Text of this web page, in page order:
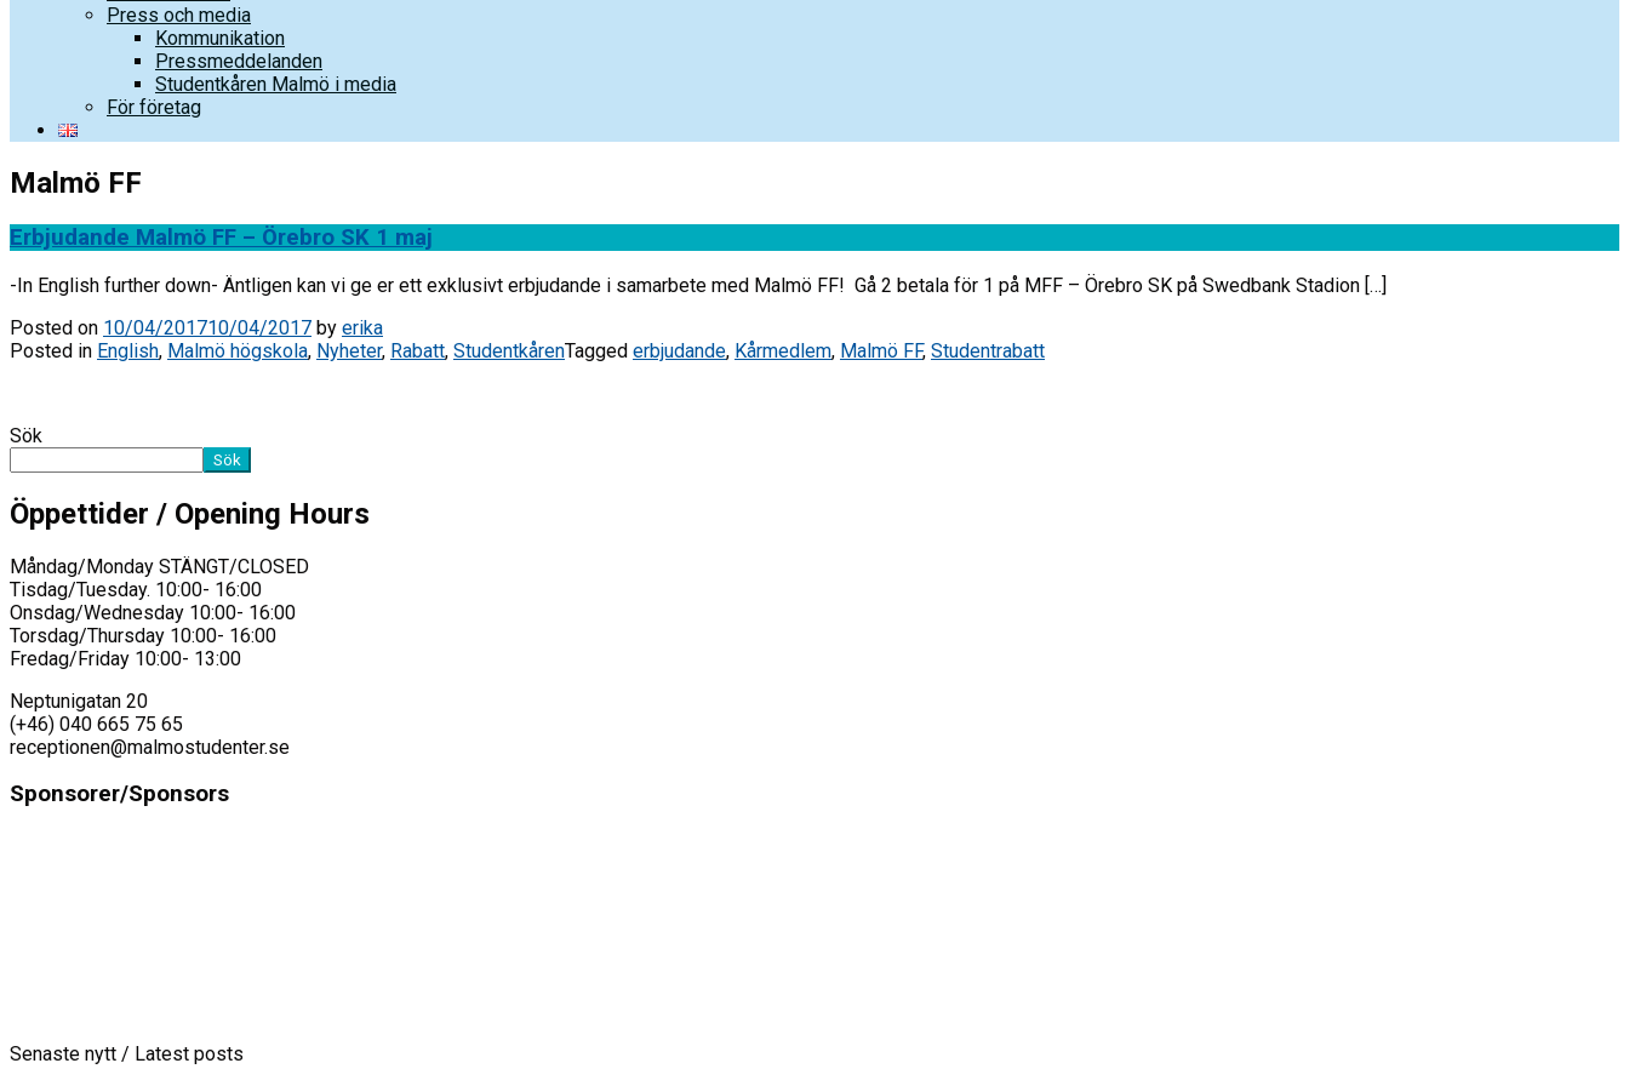
Press och media
Kommunikation
Pressmeddelanden
Studentkåren Malmö i media
För företag
Malmö FF
Erbjudande Malmö FF – Örebro SK 1 maj
-In English further down- Äntligen kan vi ge er ett exklusivt erbjudande i samarbete med Malmö FF! Gå 2 betala för 1 på MFF – Örebro SK på Swedbank Stadion […]
Posted on 10/04/201710/04/2017 by erika
Posted in English, Malmö högskola, Nyheter, Rabatt, StudentkårenTagged erbjudande, Kårmedlem, Malmö FF, Studentrabatt
Sök
Sök
Öppettider / Opening Hours
Måndag/Monday STÄNGT/CLOSED
Tisdag/Tuesday. 10:00- 16:00
Onsdag/Wednesday 10:00- 16:00
Torsdag/Thursday 10:00- 16:00
Fredag/Friday 10:00- 13:00
Neptunigatan 20
(+46) 040 665 75 65
receptionen@malmostudenter.se
Sponsorer/Sponsors
Senaste nytt / Latest posts